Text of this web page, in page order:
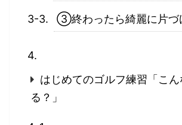
③終わったら綺麗に片づ
はじめてのゴルフ練習「こ
る？」